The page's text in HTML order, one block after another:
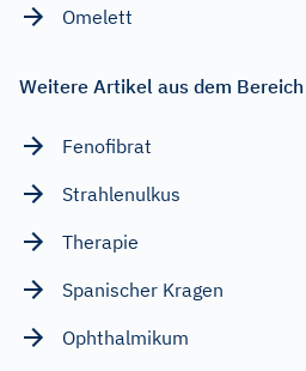
Omelett
Weitere Artikel aus dem
Fenofibrat
Strahlenulkus
Therapie
Spanischer Kragen
Ophthalmikum